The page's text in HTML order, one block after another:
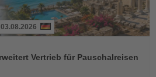
03.08.2026
Vertrieb für Pauschalreisen